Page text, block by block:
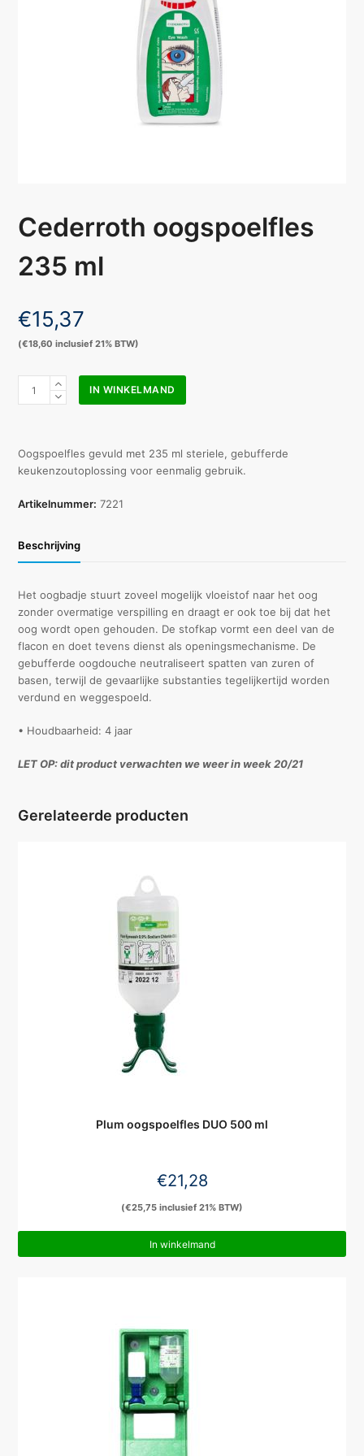
Cederroth oogspoelfles
235 ml
€15,37
(€18,60 inclusief 21% BTW)
Cederroth
oogspoelfles
aantal
IN WINKELMAND
Oogspoelfles gevuld met 235 ml steriele, gebufferde
keukenzoutoplossing voor eenmalig gebruik.
Artikelnummer: 7221
Beschrijving
Het oogbadje stuurt zoveel mogelijk vloeistof naar het oog
zonder overmatige verspilling en draagt er ook toe bij dat het
oog wordt open gehouden. De stofkap vormt een deel van de
flacon en doet tevens dienst als openingsmechanisme. De
gebufferde oogdouche neutraliseert spatten van zuren of
basen, terwijl de gevaarlijke substanties tegelijkertijd worden
verdund en weggespoeld.
• Houdbaarheid: 4 jaar
LET OP: dit product verwachten we weer in week 20/21
Gerelateerde producten
Plum oogspoelfles DUO 500 ml
€21,28
(€25,75 inclusief 21% BTW)
In winkelmand